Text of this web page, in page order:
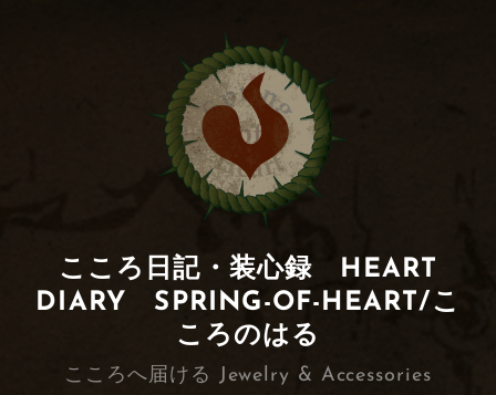
こころ日記・装心録 HEART
DIARY SPRING-OF-HEART/こ
ころのはる
こころへ届ける Jewelry & Accessories